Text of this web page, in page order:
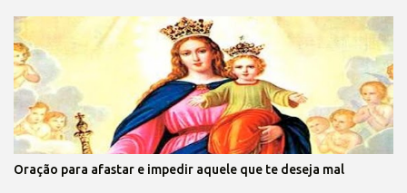
Oração para afastar e impedir aquele que te deseja mal